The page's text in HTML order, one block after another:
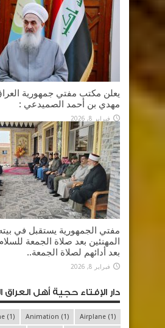
يعلن مكتب مفتي جمهورية
مهدي بن أحمد الصميدعي :
فبراير 8, 2026
مفتي الجمهورية يستقبل في
المهنئين بعد صلاة الجمعة
بعد أدائهم لصلاة الجمعة..
فبراير 8, 2026
دار الإفتاء حجية أهل العراق
Airplane (1)
Animation (1)
(1)